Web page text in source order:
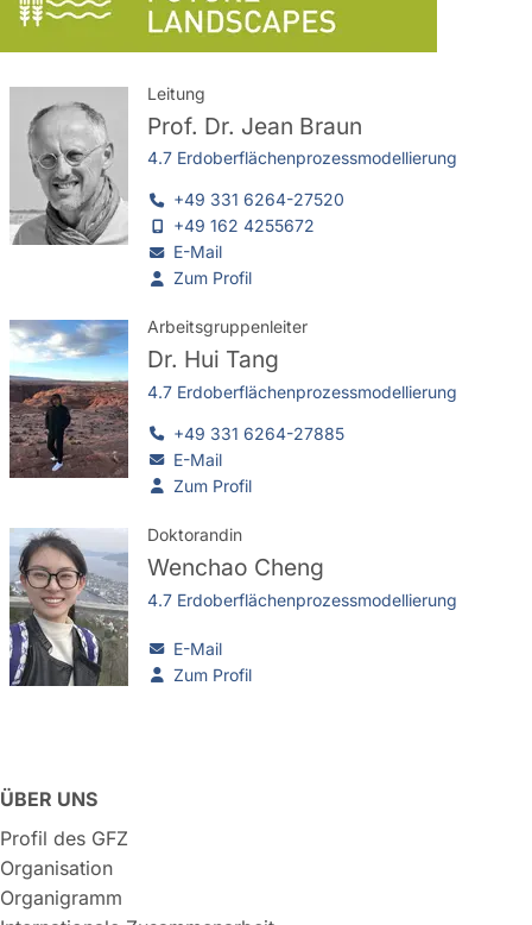
Leitung
Prof. Dr. Jean Braun
4.7 Erdoberflächenprozessmodellierung
+49 331 6264-27520
+49 162 4255672
E-Mail
Zum Profil
Arbeitsgruppenleiter
Dr. Hui Tang
4.7 Erdoberflächenprozessmodellierung
+49 331 6264-27885
E-Mail
Zum Profil
Doktorandin
Wenchao Cheng
4.7 Erdoberflächenprozessmodellierung
E-Mail
Zum Profil
ÜBER UNS
Profil des GFZ
Organisation
Organigramm